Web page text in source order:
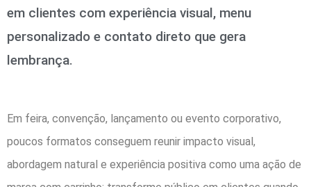
em clientes com experiência visual, menu
personalizado e contato direto que gera
lembrança.
Em feira, convenção, lançamento ou evento corporativo,
poucos formatos conseguem reunir impacto visual,
abordagem natural e experiência positiva como uma ação de